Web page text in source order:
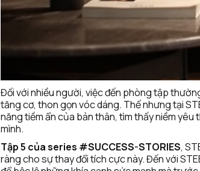
Đối với nhiều người, việc đến phòng tập
tăng cơ, thon gọn vóc dáng. Thế nhưng tại
năng tiềm ẩn của bản thân, tìm thấy niềm
mình.
Tập 5 của series #SUCCESS-STORIES,
ràng cho sự thay đổi tích cực này. Đến với